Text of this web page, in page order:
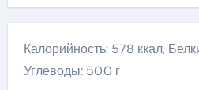
Калорийность: 578 ккал,
Углеводы: 50.0 г